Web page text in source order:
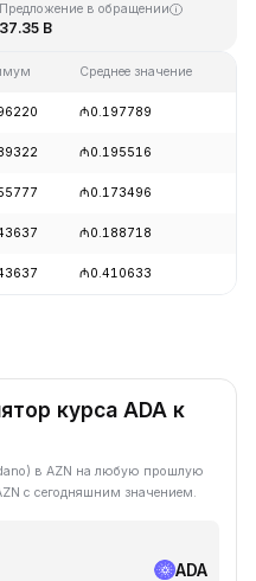
Предложение в обращении
37.35 B
Среднее значение
₼0.197789
₼0.195516
₼0.173496
₼0.188718
₼0.410633
курса ADA к
в AZN на любую прошлую
с сегодняшним значением.
ADA